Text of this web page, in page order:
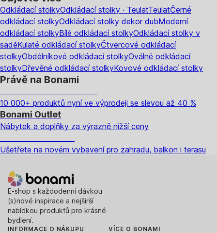
Odkládací stolkyOdkládací stolky · TeulatTeulatČerné
odkládací stolkyOdkládací stolky dekor dubModerní
odkládací stolkyBílé odkládací stolkyOdkládací stolky v
saděKulaté odkládací stolkyČtvercové odkládací
stolkyObdélníkové odkládací stolkyOválné odkládací
stolkyDřevěné odkládací stolkyKovové odkládací stolky
Právě na Bonami
10 000+ produktů nyní ve výprodeji se slevou až 40 %
Bonami Outlet
Nábytek a doplňky za výrazně nižší ceny
Ušetřete na novém vybavení pro zahradu, balkon i terasu
E-shop s každodenní dávkou
(s)nové inspirace a nejširší
nabídkou produktů pro krásné
bydlení.
INFORMACE O NÁKUPU VÍCE O BONAMI